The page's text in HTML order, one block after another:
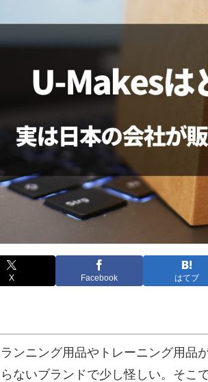
X Facebook はてブ
ランニング用品やトレーニング用品
らないブランドで少し怪しい。そこ